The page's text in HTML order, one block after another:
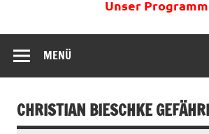
Unser Programm
MENÜ
CHRISTIAN BIESCHKE